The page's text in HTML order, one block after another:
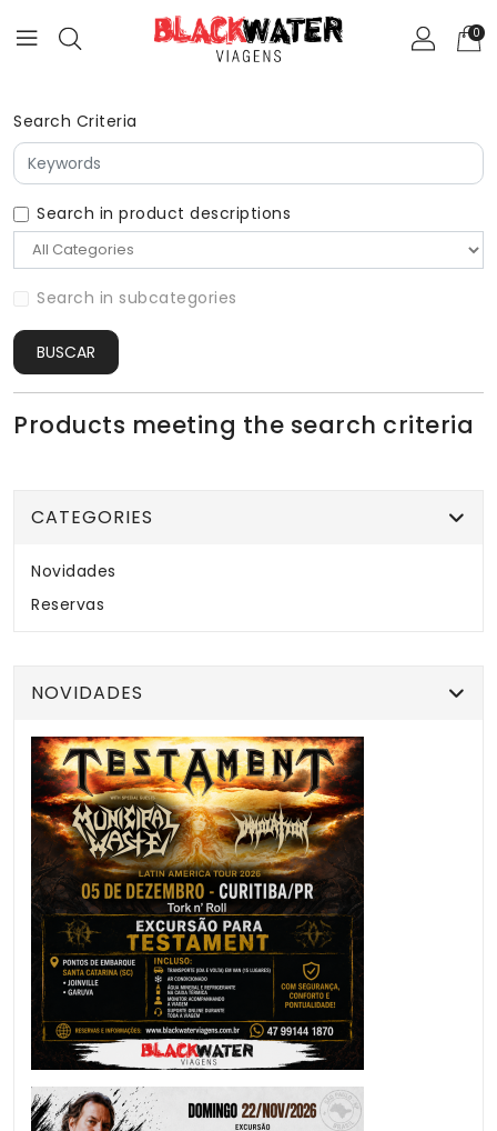
0
Search Criteria
Search in product descriptions
Search in subcategories
BUSCAR
Products meeting the search criteria
CATEGORIES
Novidades
Reservas
NOVIDADES